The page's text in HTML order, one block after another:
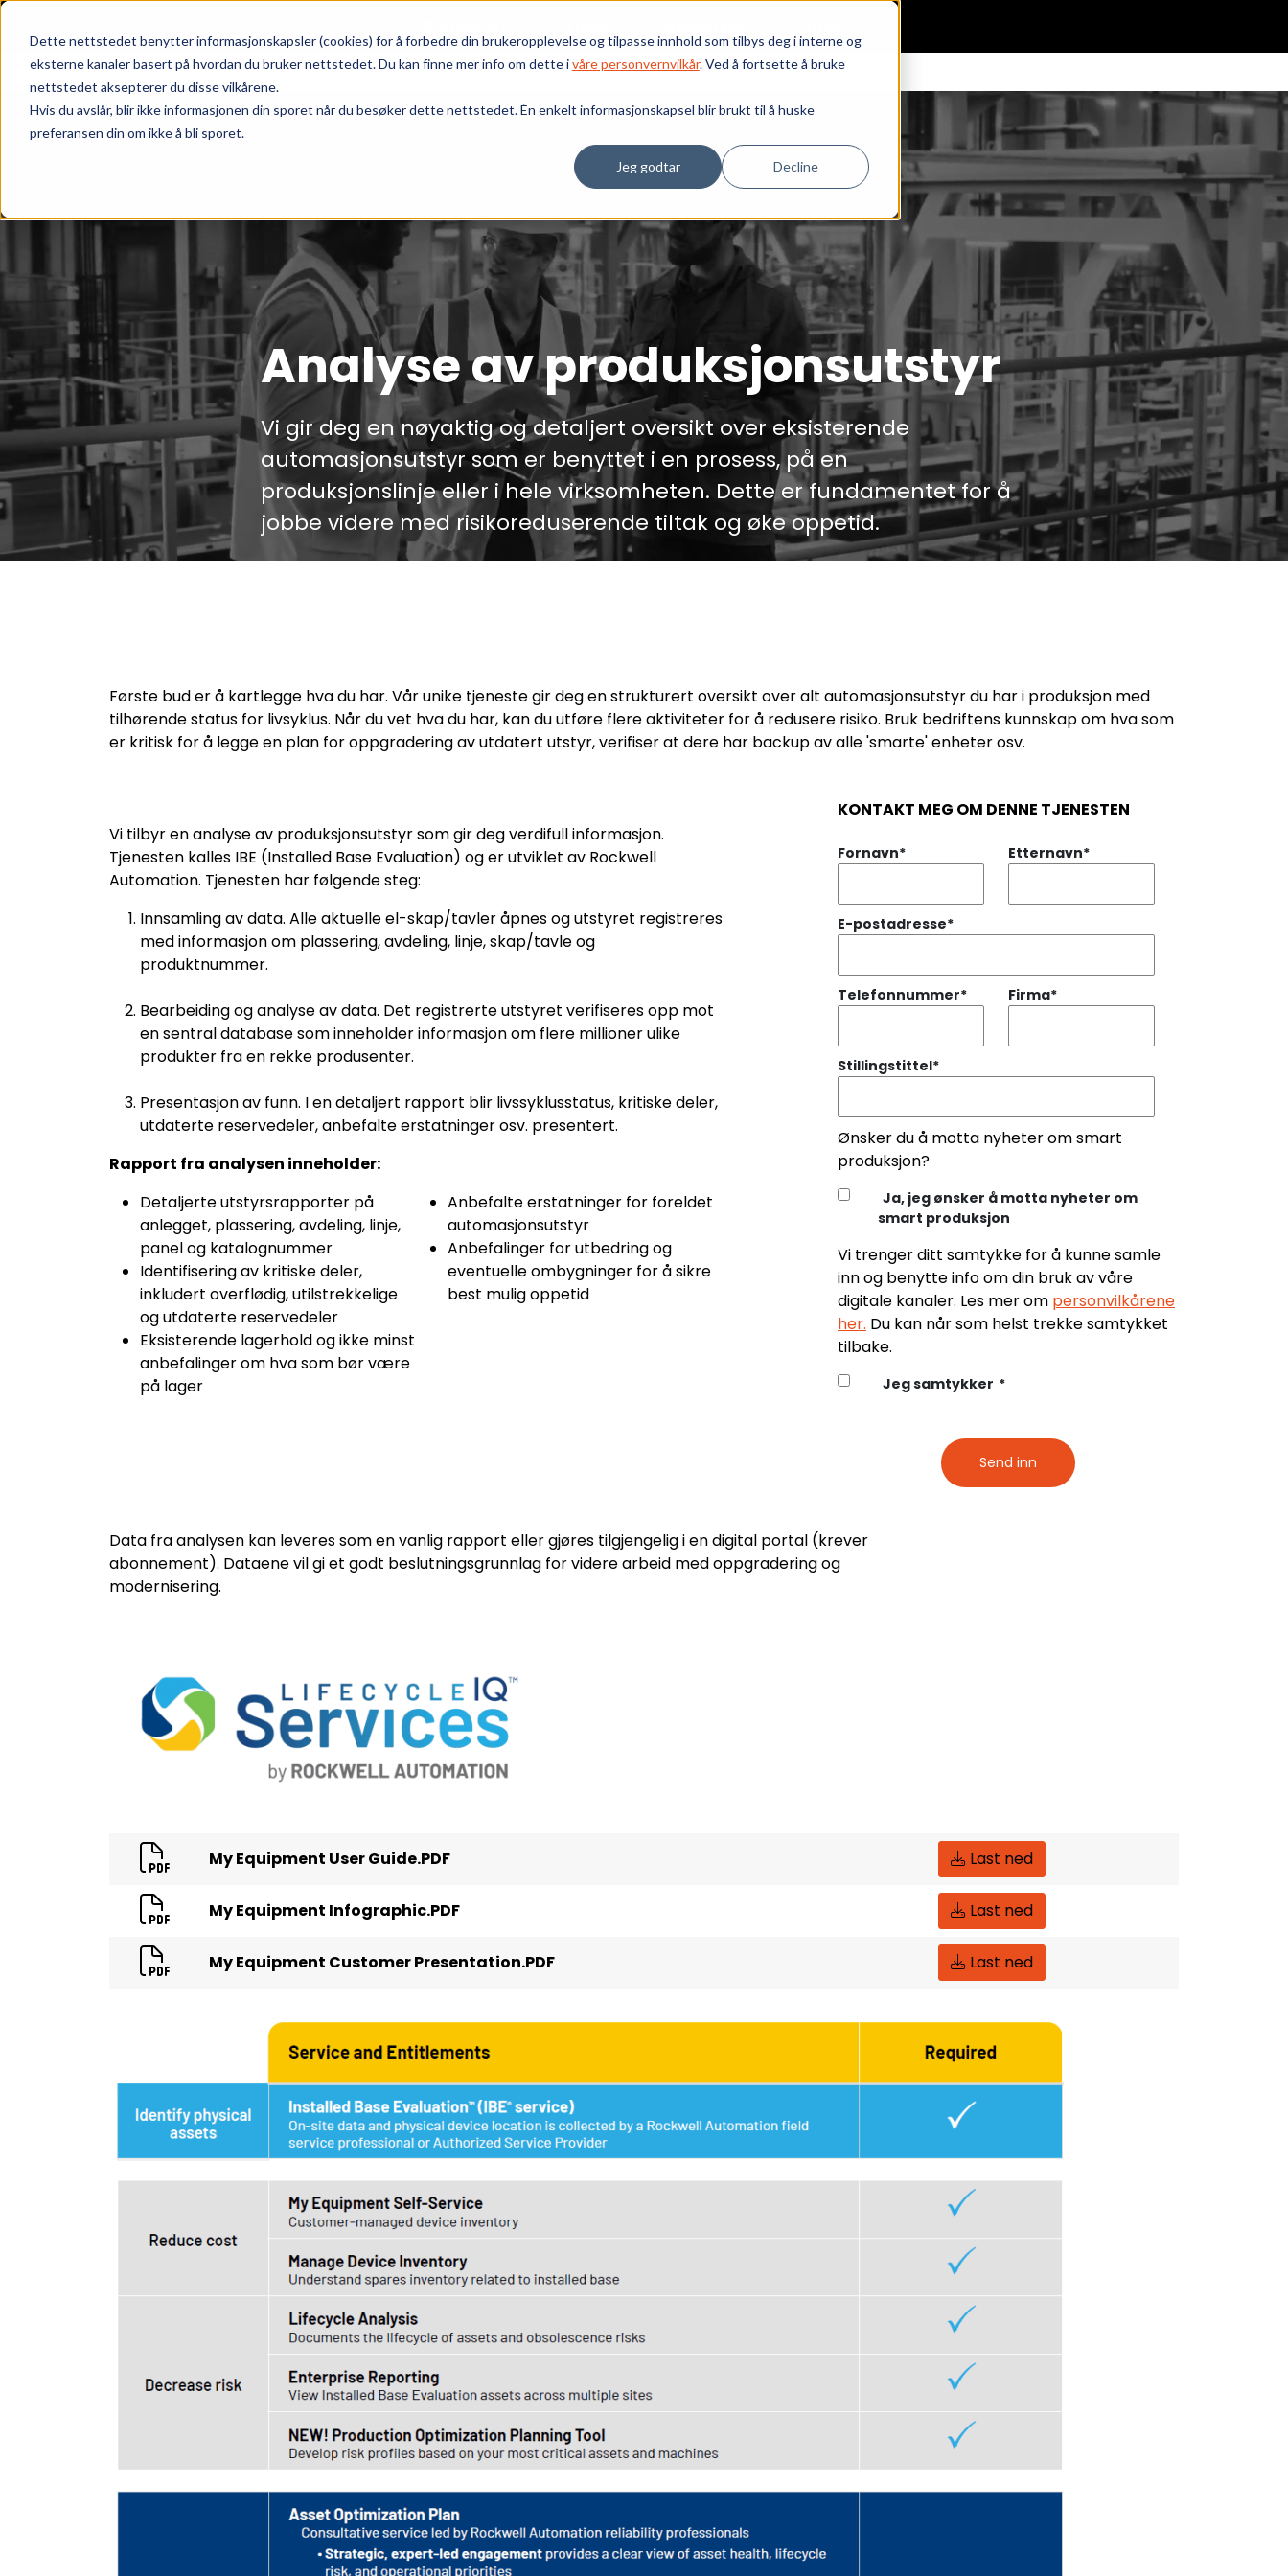
Dette nettstedet benytter informasjonskapsler (cookies) for å forbedre din brukeropplevelse og tilpasse innhold som tilbys deg i interne og
eksterne kanaler basert på hvordan du bruker nettstedet. Du kan finne mer info om dette ivåre personvernvilkår. Ved å fortsette å bruke
nettstedet aksepterer du disse vilkårene.
Hvis du avslår, blir ikke informasjonen din sporet når du besøker dette nettstedet. Én enkelt informasjonskapsel blir brukt til å huske
preferansen din om ikke å bli sporet.
Jeg godtar Decline
Skip to main content
Analyse av produksjonsutstyr
Vi gir deg en nøyaktig og detaljert oversikt over eksisterende
automasjonsutstyr som er benyttet i en prosess, på en
produksjonslinje eller i hele virksomheten. Dette er fundamentet for å
jobbe videre med risikoreduserende tiltak og øke oppetid.
Første bud er å kartlegge hva du har. Vår unike tjeneste gir deg en strukturert oversikt over alt automasjonsutstyr du har i produksjon med
tilhørende status for livsyklus. Når du vet hva du har, kan du utføre flere aktiviteter for å redusere risiko. Bruk bedriftens kunnskap om hva som
er kritisk for å legge en plan for oppgradering av utdatert utstyr, verifiser at dere har backup av alle 'smarte' enheter osv.
Vi tilbyr en analyse av produksjonsutstyr som gir deg verdifull informasjon.
Tjenesten kalles IBE (Installed Base Evaluation) og er utviklet av Rockwell
Automation. Tjenesten har følgende steg:
Innsamling av data. Alle aktuelle el-skap/tavler åpnes og utstyret registreres
med informasjon om plassering, avdeling, linje, skap/tavle og
produktnummer.
Bearbeiding og analyse av data. Det registrerte utstyret verifiseres opp mot
en sentral database som inneholder informasjon om flere millioner ulike
produkter fra en rekke produsenter.
Presentasjon av funn. I en detaljert rapport blir livssyklusstatus, kritiske deler,
utdaterte reservedeler, anbefalte erstatninger osv. presentert.
Rapport fra analysen inneholder:
Detaljerte utstyrsrapporter på
anlegget, plassering, avdeling, linje,
panel og katalognummer
Identifisering av kritiske deler,
inkludert overflødig, utilstrekkelige
og utdaterte reservedeler
Eksisterende lagerhold og ikke minst
anbefalinger om hva som bør være
på lager
Anbefalte erstatninger for foreldet
automasjonsutstyr
Anbefalinger for utbedring og
eventuelle ombygninger for å sikre
best mulig oppetid
KONTAKT MEG OM DENNE TJENESTEN
Fornavn* Etternavn*
E-postadresse*
Telefonnummer* Firma*
Stillingstittel*
Ønsker du å motta nyheter om smart
produksjon?
Ja, jeg ønsker å motta nyheter om
smart produksjon
Vi trenger ditt samtykke for å kunne samle
inn og benytte info om din bruk av våre
digitale kanaler. Les mer om personvilkårene
her. Du kan når som helst trekke samtykket
tilbake.
Jeg samtykker *
Data fra analysen kan leveres som en vanlig rapport eller gjøres tilgjengelig i en digital portal (krever
abonnement). Dataene vil gi et godt beslutningsgrunnlag for videre arbeid med oppgradering og
modernisering.
My Equipment User Guide.PDF Last ned
My Equipment Infographic.PDF Last ned
My Equipment Customer Presentation.PDF Last ned